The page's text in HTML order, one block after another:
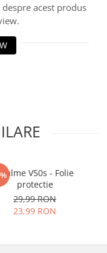
acest produs
V50s - Folie
protectie
29,99 RON
23,99 RON